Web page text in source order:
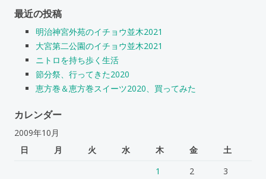
最近の投稿
明治神宮外苑のイチョウ並木2021
大宮第二公園のイチョウ並木2021
ニトロを持ち歩く生活
節分祭、行ってきた2020
恵方巻＆恵方巻スイーツ2020、買ってみた
カレンダー
2009年10月
日
月 火 水 木 金
土
1
2
3